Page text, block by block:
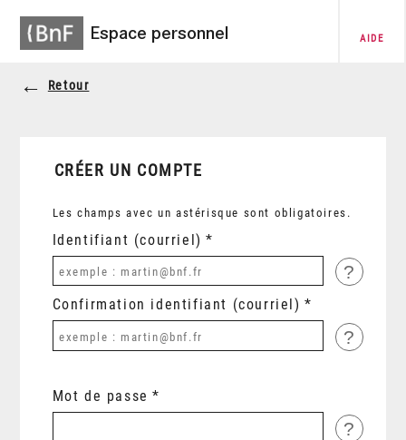
Espace personnel AIDE
Retour
CRÉER UN COMPTE
Les champs avec un astérisque sont obligatoires.
Identifiant (courriel)
?
Confirmation identifiant (courriel)
?
Mot de passe
?